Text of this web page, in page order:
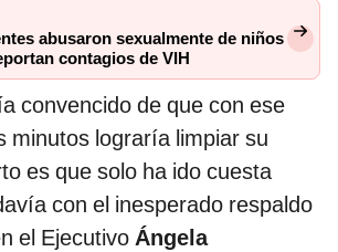
abusaron sexualmente de niños
contagios de VIH
convencido de que con ese
minutos lograría limpiar su
es que solo ha ido cuesta
con el inesperado respaldo
el Ejecutivo Ángela